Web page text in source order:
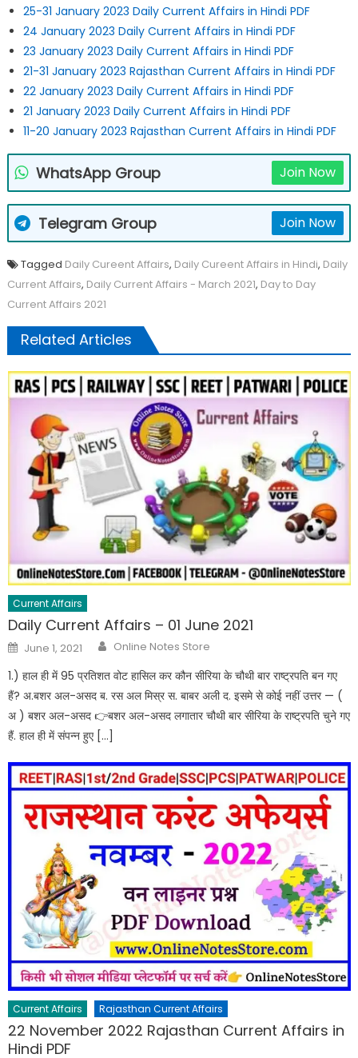
25-31 January 2023 Daily Current Affairs in Hindi PDF
24 January 2023 Daily Current Affairs in Hindi PDF
23 January 2023 Daily Current Affairs in Hindi PDF
21-31 January 2023 Rajasthan Current Affairs in Hindi PDF
22 January 2023 Daily Current Affairs in Hindi PDF
21 January 2023 Daily Current Affairs in Hindi PDF
11-20 January 2023 Rajasthan Current Affairs in Hindi PDF
WhatsApp Group Join Now
Telegram Group Join Now
Tagged Daily Cureent Affairs, Daily Cureent Affairs in Hindi, Daily
Current Affairs, Daily Current Affairs - March 2021, Day to Day
Current Affairs 2021
Related Articles
Current Affairs
Daily Current Affairs – 01 June 2021
June 1, 2021 Online Notes Store
1.) हाल ही में 95 प्रतिशत वोट हासिल कर कौन सीरिया के चौथी बार राष्ट्रपति बन गए
हैं? अ.बशर अल-असद ब. रस अल मिस्र स. बाबर अली द. इसमे से कोई नहीं उत्तर — (
अ ) बशर अल-असद 👉बशर अल-असद लगातार चौथी बार सीरिया के राष्ट्रपति चुने गए
हैं. हाल ही में संपन्न हुए […]
Current Affairs Rajasthan Current Affairs
22 November 2022 Rajasthan Current Affairs in
Hindi PDF